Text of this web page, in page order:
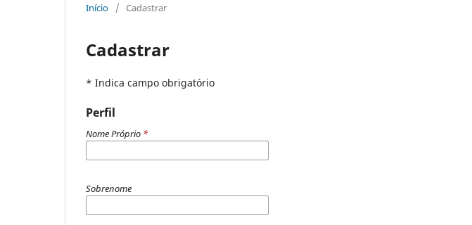
Início / Cadastrar
Cadastrar
* Indica campo obrigatório
Perfil
Nome Próprio *
Sobrenome